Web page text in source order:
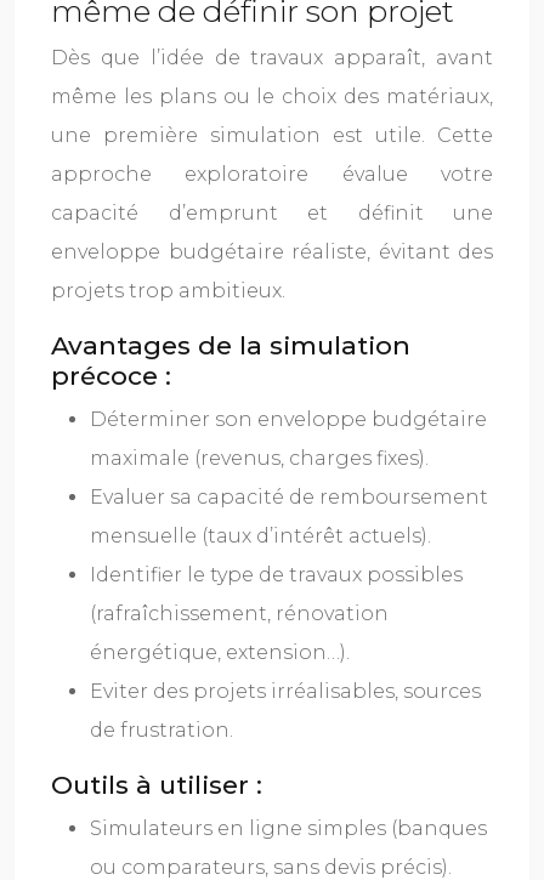
même de définir son projet
Dès que l’idée de travaux apparaît, avant
même les plans ou le choix des matériaux,
une première simulation est utile. Cette
approche exploratoire évalue votre
capacité d’emprunt et définit une
enveloppe budgétaire réaliste, évitant des
projets trop ambitieux.
Avantages de la simulation
précoce :
Déterminer son enveloppe budgétaire
maximale (revenus, charges fixes).
Evaluer sa capacité de remboursement
mensuelle (taux d’intérêt actuels).
Identifier le type de travaux possibles
(rafraîchissement, rénovation
énergétique, extension…).
Eviter des projets irréalisables, sources
de frustration.
Outils à utiliser :
Simulateurs en ligne simples (banques
ou comparateurs, sans devis précis).